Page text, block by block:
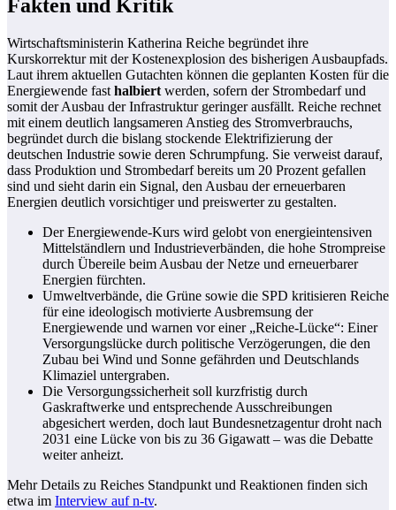
Fakten und Kritik
Wirtschaftsministerin Katherina Reiche begründet ihre
Kurskorrektur mit der Kostenexplosion des bisherigen Ausbaupfads.
Laut ihrem aktuellen Gutachten können die geplanten Kosten für die
Energiewende fast halbiert werden, sofern der Strombedarf und
somit der Ausbau der Infrastruktur geringer ausfällt. Reiche rechnet
mit einem deutlich langsameren Anstieg des Stromverbrauchs,
begründet durch die bislang stockende Elektrifizierung der
deutschen Industrie sowie deren Schrumpfung. Sie verweist darauf,
dass Produktion und Strombedarf bereits um 20 Prozent gefallen
sind und sieht darin ein Signal, den Ausbau der erneuerbaren
Energien deutlich vorsichtiger und preiswerter zu gestalten.
Der Energiewende-Kurs wird gelobt von energieintensiven
Mittelständlern und Industrieverbänden, die hohe Strompreise
durch Übereile beim Ausbau der Netze und erneuerbarer
Energien fürchten.
Umweltverbände, die Grüne sowie die SPD kritisieren Reiche
für eine ideologisch motivierte Ausbremsung der
Energiewende und warnen vor einer „Reiche-Lücke“: Einer
Versorgungslücke durch politische Verzögerungen, die den
Zubau bei Wind und Sonne gefährden und Deutschlands
Klimaziel untergraben.
Die Versorgungssicherheit soll kurzfristig durch
Gaskraftwerke und entsprechende Ausschreibungen
abgesichert werden, doch laut Bundesnetzagentur droht nach
2031 eine Lücke von bis zu 36 Gigawatt – was die Debatte
weiter anheizt.
Mehr Details zu Reiches Standpunkt und Reaktionen finden sich
etwa im Interview auf n-tv.